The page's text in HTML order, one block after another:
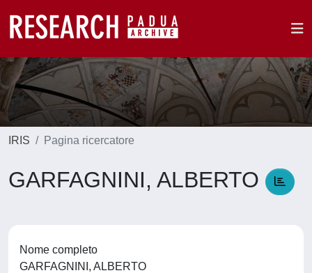
IRIS Pagina ricercatore
GARFAGNINI, ALBERTO
Nome completo
GARFAGNINI, ALBERTO